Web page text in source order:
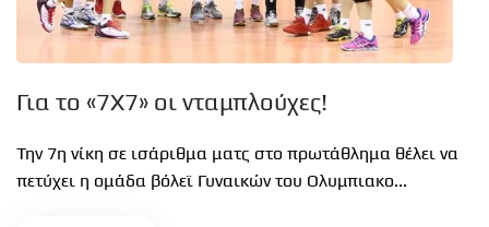
Για το «7Χ7» οι νταμπλούχες!
Την 7η νίκη σε ισάριθμα ματς στο πρωτάθλημα θέλει να
πετύχει η ομάδα βόλεϊ Γυναικών του Ολυμπιακο...